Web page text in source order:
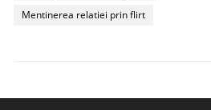
Mentinerea relatiei prin flirt